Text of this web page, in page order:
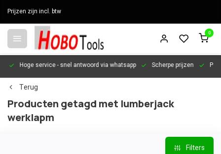
Prijzen zijn incl. btw
0
Hoge service- snel antwoord via whatsapp Scherpe prijzen
Terug
Producten getagd met lumberjack
werklapm
Filters